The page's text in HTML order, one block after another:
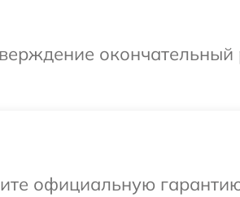
окончательный
официальную